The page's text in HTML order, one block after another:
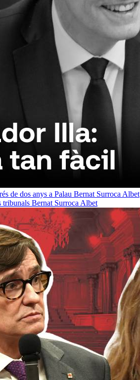
de dos anys a Palau Bernat Surroca Albet
tribunals Bernat Surroca Albet